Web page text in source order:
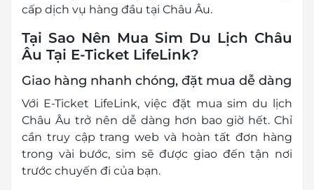
cấp dịch vụ hàng đầu tại Châu Âu.
Tại Sao Nên Mua Sim Du Lịch Châu
Âu Tại E-Ticket LifeLink?
Giao hàng nhanh chóng, đặt mua dễ dàng
Với E-Ticket LifeLink, việc đặt mua sim du lịch
Châu Âu trở nên dễ dàng hơn bao giờ hết. Chỉ
cần truy cập trang web và hoàn tất đơn hàng
trong vài bước, sim sẽ được giao đến tận nơi
trước chuyến đi của bạn.